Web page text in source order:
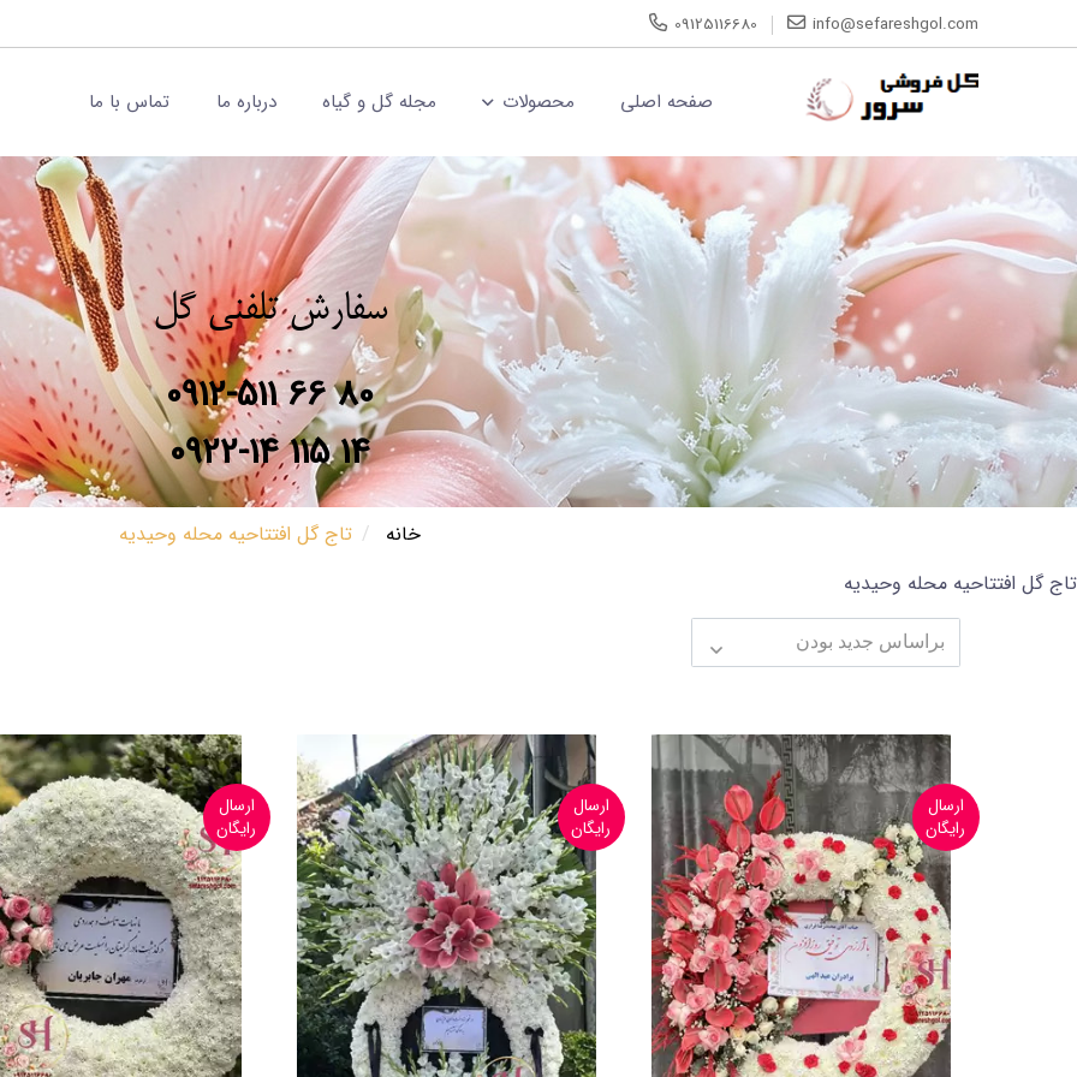
info@sefareshgol.com
09125116680
صفحه اصلی محصولات مجله گل و گیاه درباره ما تماس با ما
سفارش تلفنی گل
0912-511 66 80
0922-14 115 14
خانه
تاج گل افتتاحیه محله وحیدیه
تاج گل افتتاحیه محله وحیدیه
ارسال
رایگان
ارسال
رایگان
ارسال
رایگان